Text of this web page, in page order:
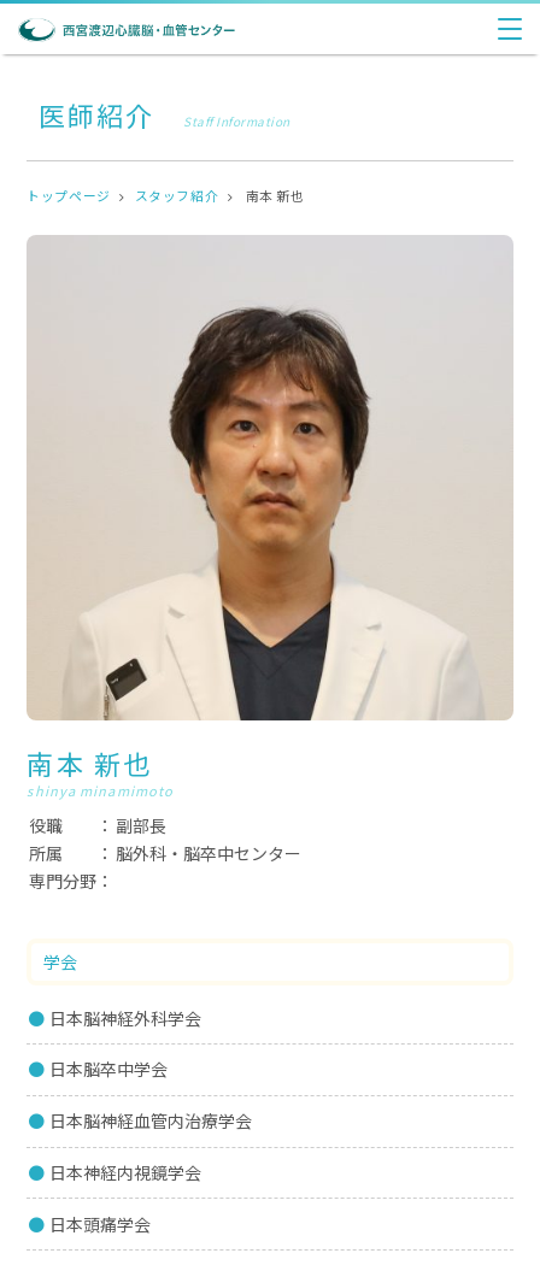
医師紹介 Staff Information
トップページ スタッフ紹介 南本 新也
南本 新也
shinya minamimoto
役職
副部長
所属
脳外科・脳卒中センター
専門分野
学会
日本脳神経外科学会
日本脳卒中学会
日本脳神経血管内治療学会
日本神経内視鏡学会
日本頭痛学会